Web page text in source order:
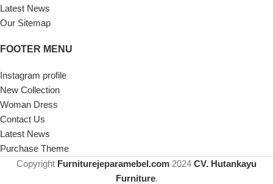
Latest News
Our Sitemap
FOOTER MENU
Instagram profile
New Collection
Woman Dress
Contact Us
Latest News
Purchase Theme
Copyright Furniturejeparamebel.com 2024 CV. Hutankayu
Furniture.